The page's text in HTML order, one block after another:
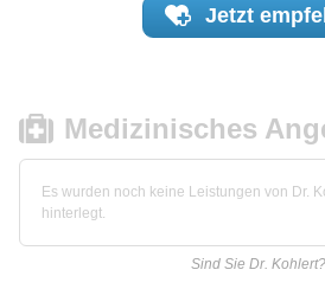
Jetzt
Medizinisches
Es wurden noch keine Leistungen von Dr.
hinterlegt.
Sind Sie Dr. Kohlert?